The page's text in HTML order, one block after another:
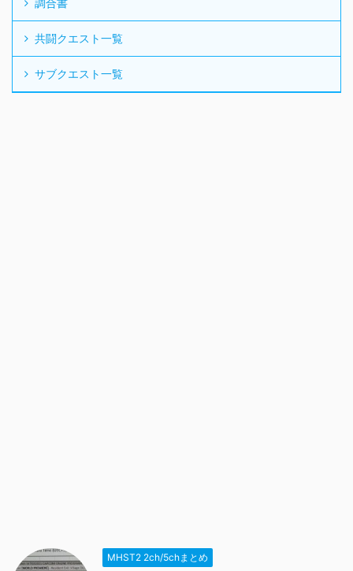
共闘クエスト一覧
サブクエスト一覧
MHST2 2ch/5chまとめ